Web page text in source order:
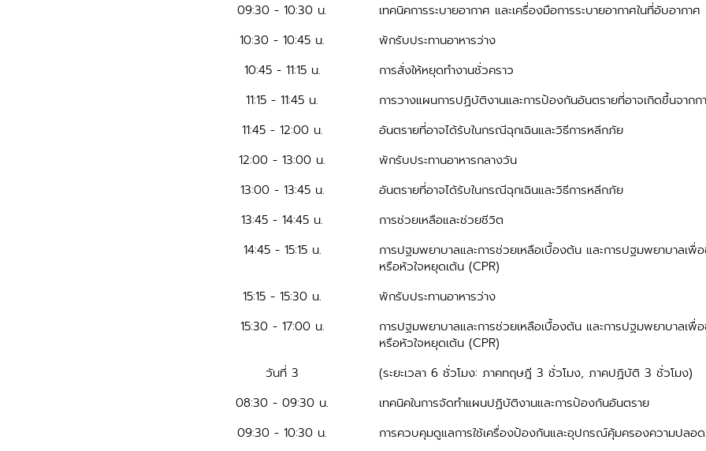
09:30 - 10:30 น.
เทคนิคการระบายอากาศ และเครื่องมือการระบายอากาศในที่อับอากาศ
10:30 - 10:45 น.
พักรับประทานอาหารว่าง
10:45 - 11:15 น.
การสั่งให้หยุดทำงานชั่วคราว
11:15 - 11:45 น.
การวางแผนการปฏิบัติงานและการป้องกันอันตรายที่อาจเกิดขึ้นจากก
11:45 - 12:00 น.
อันตรายที่อาจได้รับในกรณีฉุกเฉินและวิธีการหลีกภัย
12:00 - 13:00 น.
พักรับประทานอาหารกลางวัน
13:00 - 13:45 น.
อันตรายที่อาจได้รับในกรณีฉุกเฉินและวิธีการหลีกภัย
13:45 - 14:45 น.
การช่วยเหลือและช่วยชีวิต
14:45 - 15:15 น.
การปฐมพยาบาลและการช่วยเหลือเบื้องต้น และการปฐมพยาบาลเพื่
หรือหัวใจหยุดเต้น (CPR)
15:15 - 15:30 น.
พักรับประทานอาหารว่าง
15:30 - 17:00 น.
การปฐมพยาบาลและการช่วยเหลือเบื้องต้น และการปฐมพยาบาลเพื่
หรือหัวใจหยุดเต้น (CPR)
วันที่ 3
(ระยะเวลา 6 ชั่วโมง: ภาคทฤษฎี 3 ชั่วโมง, ภาคปฏิบัติ 3 ชั่วโมง)
08:30 - 09:30 น.
เทคนิคในการจัดทำแผนปฏิบัติงานและการป้องกันอันตราย
09:30 - 10:30 น.
การควบคุมดูแลการใช้เครื่องป้องกันและอุปกรณ์คุ้มครองความปลอ